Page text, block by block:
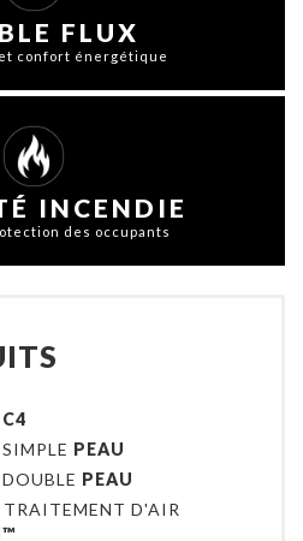
FLUX
confort énergétique
INCENDIE
des occupants
C4
PEAU
PEAU
TRAITEMENT D'AIR